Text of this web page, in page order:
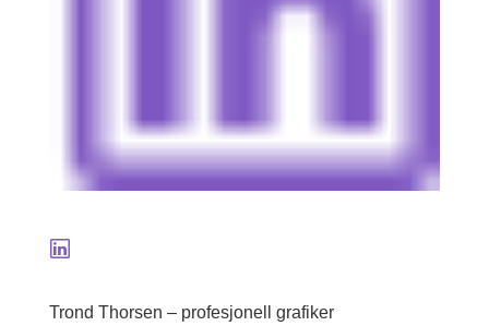
Trond Thorsen – profesjonell grafiker